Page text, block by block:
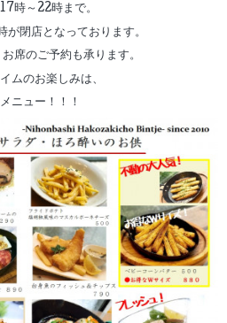
時～22時まで。
閉店となっております。
席のご予約も承ります。
ムのお楽しみは、
ニュー！！！